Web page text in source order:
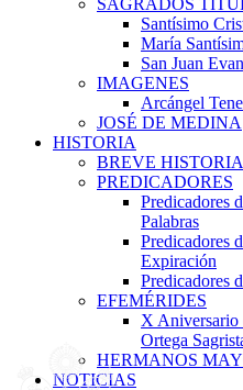
SAGRADOS
Santísimo
María
San Juan
IMAGENES
Arcángel
JOSÉ DE MEDINA
HISTORIA
BREVE
PREDICADORES
Predicadores
Palabras
Predicadores
Expiración
Predicadores
EFEMÉRIDES
X Aniversario
Ortega
HERMANOS
NOTICIAS